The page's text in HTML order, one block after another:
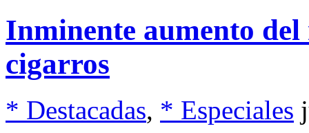
Inminente aumento del
cigarros
* Destacadas, * Especiales